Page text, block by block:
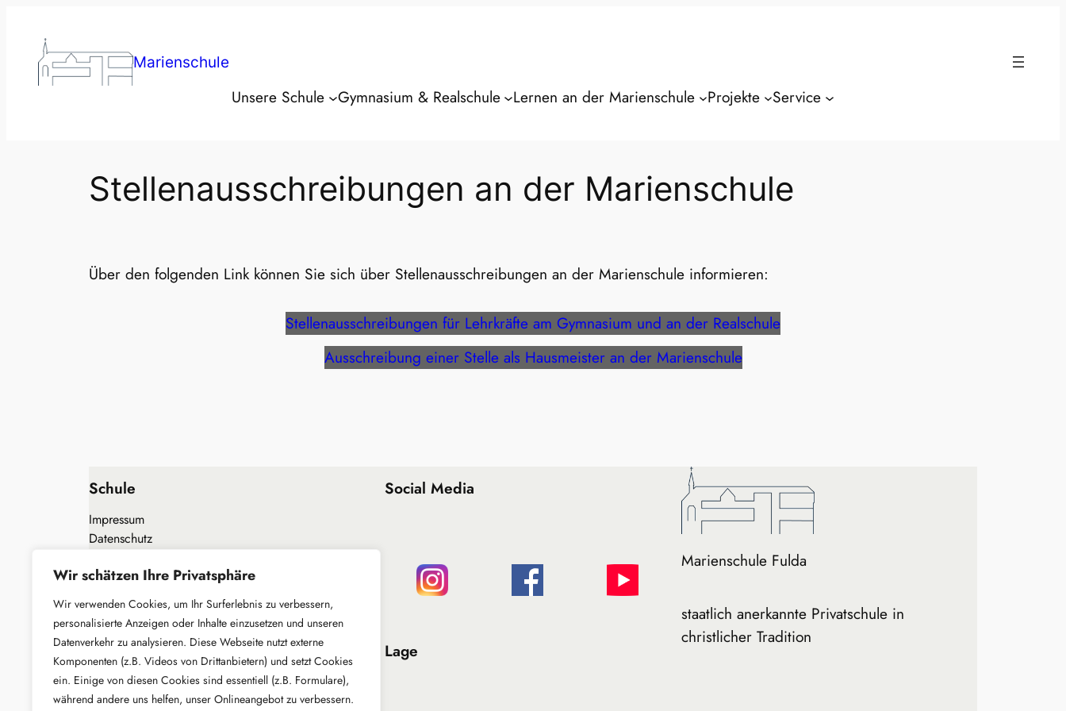
Wir schätzen Ihre Privatsphäre
Wir verwenden Cookies, um Ihr Surferlebnis zu verbessern,
personalisierte Anzeigen oder Inhalte einzusetzen und unseren
Datenverkehr zu analysieren. Diese Webseite nutzt externe
Komponenten (z.B. Videos von Drittanbietern) und setzt Cookies
ein. Einige von diesen Cookies sind essentiell (z.B. Formulare),
während andere uns helfen, unser Onlineangebot zu verbessern.
springen
Marienschule
Unsere Schule Gymnasium & Realschule Lernen an der Marienschule Projekte Service
Stellenausschreibungen an der Marienschule
Über den folgenden Link können Sie sich über Stellenausschreibungen an der Marienschule informieren:
Stellenausschreibungen für Lehrkräfte am Gymnasium und an der Realschule
Ausschreibung einer Stelle als Hausmeister an der Marienschule
Schule
Impressum
Datenschutz
Kontakt
Social Media
Lage
Marienschule Fulda
staatlich anerkannte Privatschule in
christlicher Tradition